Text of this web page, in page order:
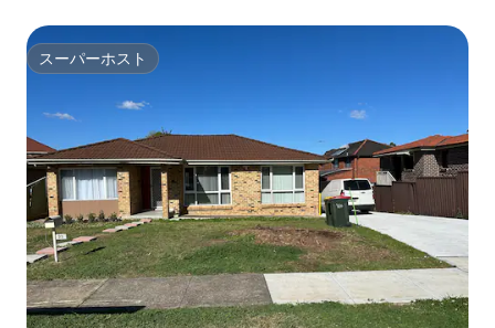
スーパーホスト
スーパーホスト